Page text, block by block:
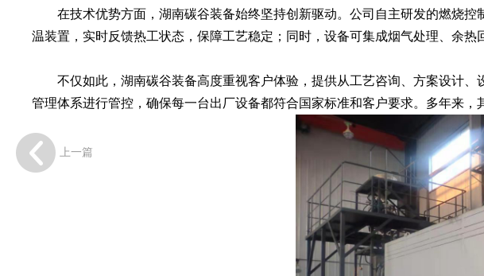
在技术优势方面，湖南碳谷装备始终坚持创新驱动。公司自主研发的燃烧控
温装置，实时反馈热工状态，保障工艺稳定；同时，设备可集成烟气处理、余热
不仅如此，湖南碳谷装备高度重视客户体验，提供从工艺咨询、方案设计、
管理体系进行管控，确保每一台出厂设备都符合国家标准和客户要求。多年来
上一篇